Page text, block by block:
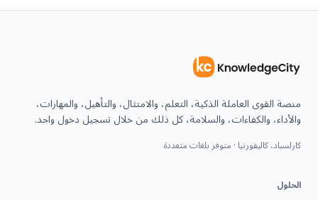
منصة القوى العاملة الذكية، التعلم، والامتثال، والتأهيل، والمهارات،
والأداء، والكفاءات، والسلامة، كل ذلك من خلال تسجيل دخول واحد.
كارلسباد، كاليفورنيا · متوفر بلغات متعددة
الحلول